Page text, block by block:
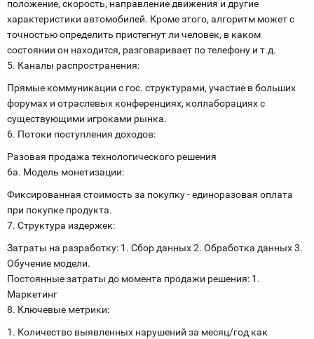
положение, скорость, направление движения и другие
характеристики автомобилей. Кроме этого, алгоритм может с
точностью определить пристегнут ли человек, в каком
состоянии он находится, разговаривает по телефону и т.д.
5. Каналы распространения:
Прямые коммуникации с гос. структурами, участие в больших
форумах и отраслевых конференциях, коллаборациях с
существующими игроками рынка.
6. Потоки поступления доходов:
Разовая продажа технологического решения
6а. Модель монетизации:
Фиксированная стоимость за покупку - единоразовая оплата
при покупке продукта.
7. Структура издержек:
Затраты на разработку: 1. Сбор данных 2. Обработка данных 3.
Обучение модели.
Постоянные затраты до момента продажи решения: 1.
Маркетинг
8. Ключевые метрики:
1. Количество выявленных нарушений за месяц/год как